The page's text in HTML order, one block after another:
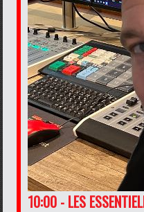
10:00 - LES